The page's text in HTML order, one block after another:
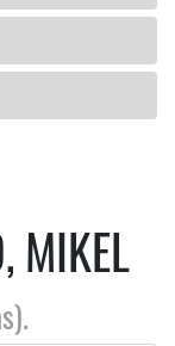
MIKEL